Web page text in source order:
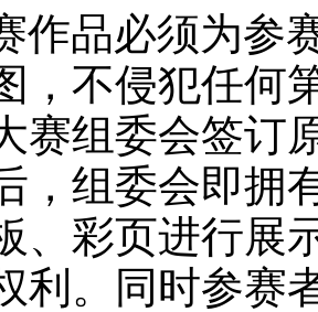
作品必须为参
，不侵犯任何
赛组委会签订
，组委会即拥
、彩页进行展
利。同时参赛